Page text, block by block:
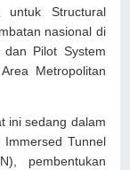
untuk Structural
nasional di
dan Pilot System
Metropolitan
ini sedang dalam
Tunnel
pembentukan